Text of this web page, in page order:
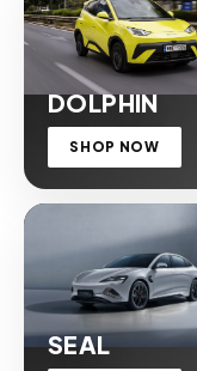
DOLPHIN
SHOP NOW
SEAL